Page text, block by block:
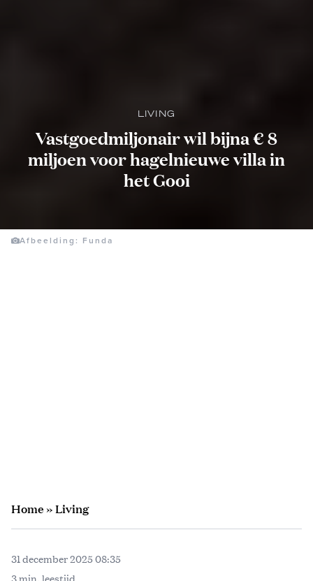
LIVING
Vastgoedmiljonair wil bijna € 8
miljoen voor hagelnieuwe villa in
het Gooi
Afbeelding: Funda
Home»Living
31 december 2025 08:35
3 min. leestijd